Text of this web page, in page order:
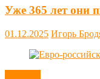
Уже 365 лет они
01.12.2025 Игорь